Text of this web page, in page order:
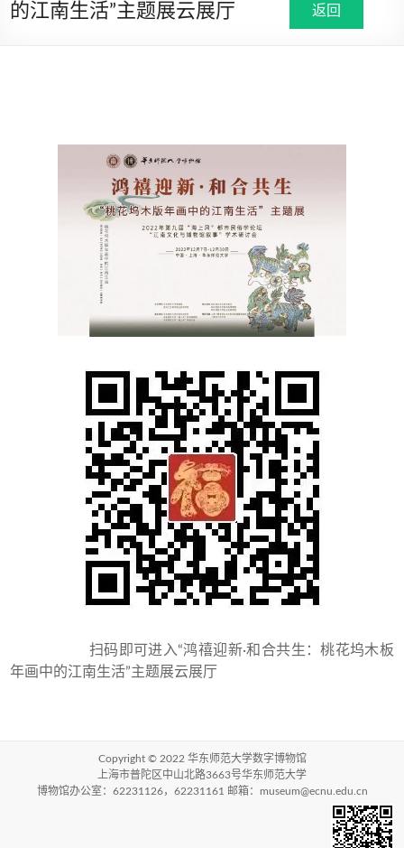
的江南生活”主题展云展厅
返回
扫码即可进入“鸿禧迎新·和合共生：桃花坞木板
年画中的江南生活”主题展云展厅
Copyright © 2022 华东师范大学数字博物馆
上海市普陀区中山北路3663号华东师范大学
博物馆办公室：62231126，62231161 邮箱：museum@ecnu.edu.cn